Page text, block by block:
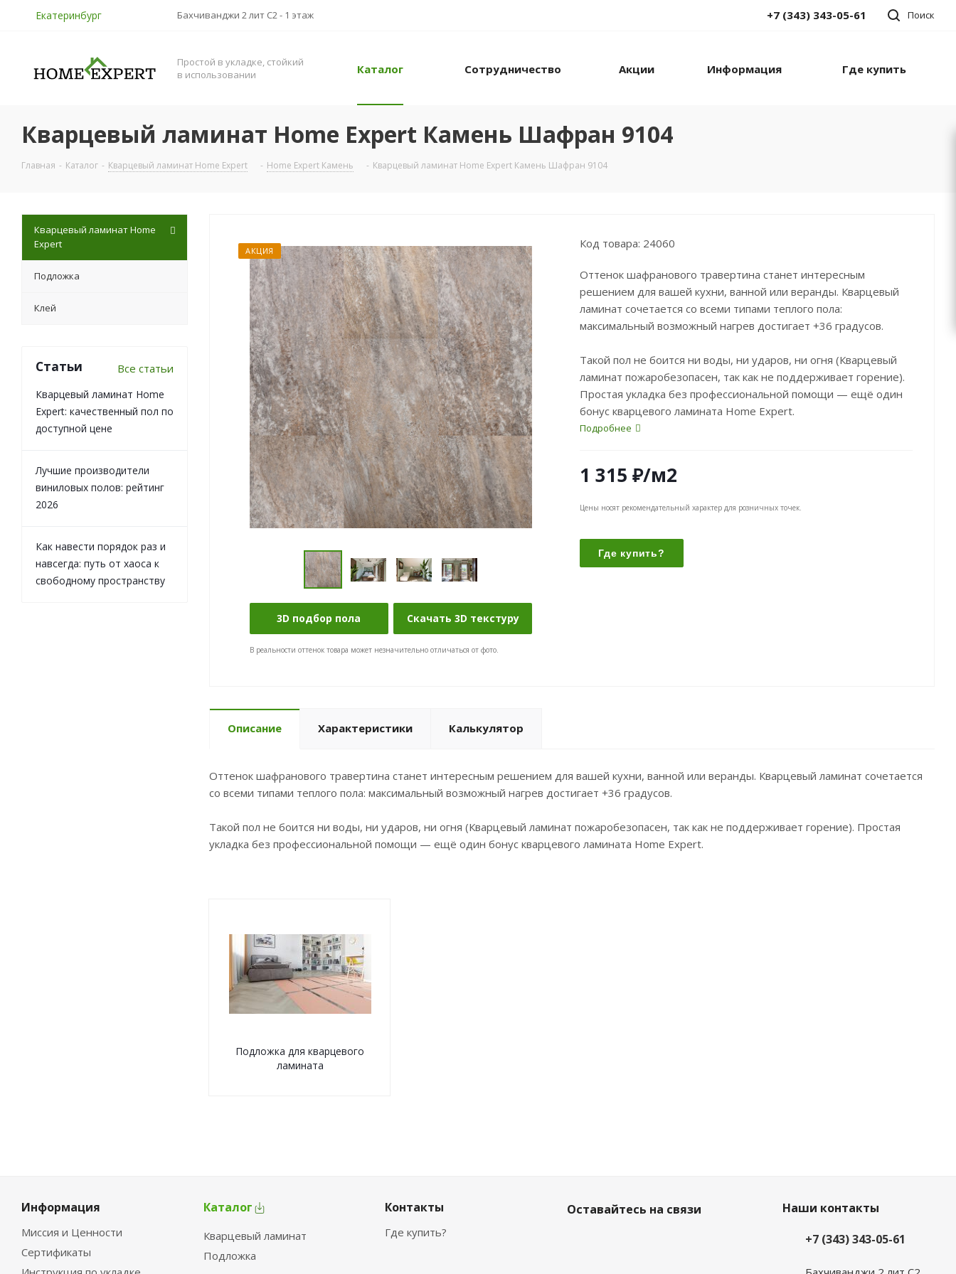
Екатеринбург Бахчиванджи 2 лит С2 - 1 этаж Поиск
+7 (343) 343-05-61
Простой в укладке, стойкий
в использовании
Каталог Сотрудничество Акции Информация Где купить
Кварцевый ламинат Home Expert Камень Шафран 9104
Главная - Каталог - Кварцевый ламинат Home Expert - Home Expert Камень - Кварцевый ламинат Home Expert Камень Шафран 9104
АКЦИЯ
3D подбор пола Скачать 3D текстуру
В реальности оттенок товара может незначительно отличаться от фото.
Код товара: 24060
Оттенок шафранового травертина станет интересным
решением для вашей кухни, ванной или веранды. Кварцевый
ламинат сочетается со всеми типами теплого пола:
максимальный возможный нагрев достигает +36 градусов.
Такой пол не боится ни воды, ни ударов, ни огня (Кварцевый
ламинат пожаробезопасен, так как не поддерживает горение).
Простая укладка без профессиональной помощи — ещё один
бонус кварцевого ламината Home Expert.
Подробнее
1 315 ₽/м2
Цены носят рекомендательный характер для розничных точек.
Где купить?
Описание Характеристики Калькулятор
Оттенок шафранового травертина станет интересным решением для вашей кухни, ванной или веранды. Кварцевый ламинат сочетается
со всеми типами теплого пола: максимальный возможный нагрев достигает +36 градусов.
Такой пол не боится ни воды, ни ударов, ни огня (Кварцевый ламинат пожаробезопасен, так как не поддерживает горение). Простая
укладка без профессиональной помощи — ещё один бонус кварцевого ламината Home Expert.
Подложка для кварцевого
ламината
Кварцевый ламинат Home
Expert
Подложка
Клей
Статьи Все статьи
Кварцевый ламинат Home
Expert: качественный пол по
доступной цене
Лучшие производители
виниловых полов: рейтинг
2026
Как навести порядок раз и
навсегда: путь от хаоса к
свободному пространству
Информация
Миссия и Ценности
Сертификаты
Каталог
Кварцевый ламинат
Подложка
Контакты
Где купить?
Оставайтесь на связи
Наши контакты
+7 (343) 343-05-61